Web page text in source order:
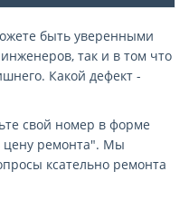
быть уверенными
так и в том что
Какой дефект -
свой номер в форме
цену ремонта". Мы
ксательно ремонта